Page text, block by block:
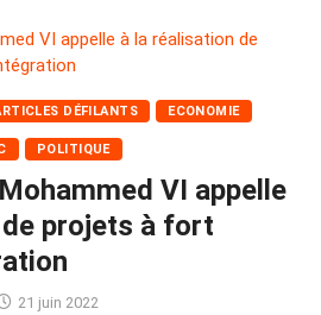
DÉFILANTS ECONOMIE
POLITIQUE
VI appelle
projets à fort
21 juin 2022